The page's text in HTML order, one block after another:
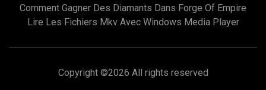
Comment Gagner Des Diamants Dans Forge Of Empire
Lire Les Fichiers Mkv Avec Windows Media Player
Copyright ©2026 All rights reserved